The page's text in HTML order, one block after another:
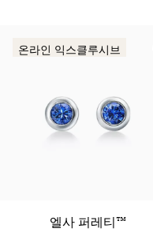
온라인 익스클루시브
엘사 퍼레티™